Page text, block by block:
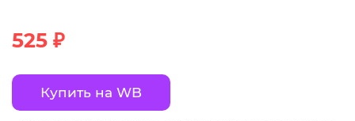
525 ₽
Купить на WB